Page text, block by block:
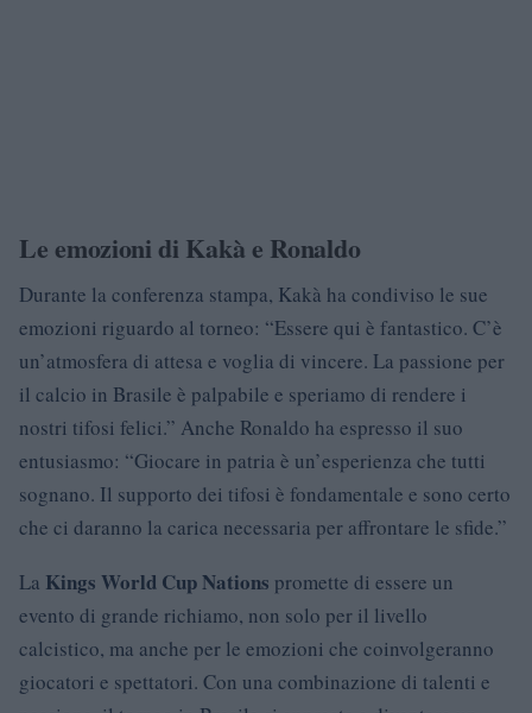
Le emozioni di Kakà e Ronaldo
Durante la conferenza stampa, Kakà ha condiviso le sue
emozioni riguardo al torneo: “Essere qui è fantastico. C’è
un’atmosfera di attesa e voglia di vincere. La passione per
il calcio in Brasile è palpabile e speriamo di rendere i
nostri tifosi felici.” Anche Ronaldo ha espresso il suo
entusiasmo: “Giocare in patria è un’esperienza che tutti
sognano. Il supporto dei tifosi è fondamentale e sono certo
che ci daranno la carica necessaria per affrontare le sfide.”
La Kings World Cup Nations promette di essere un
evento di grande richiamo, non solo per il livello
calcistico, ma anche per le emozioni che coinvolgeranno
giocatori e spettatori. Con una combinazione di talenti e